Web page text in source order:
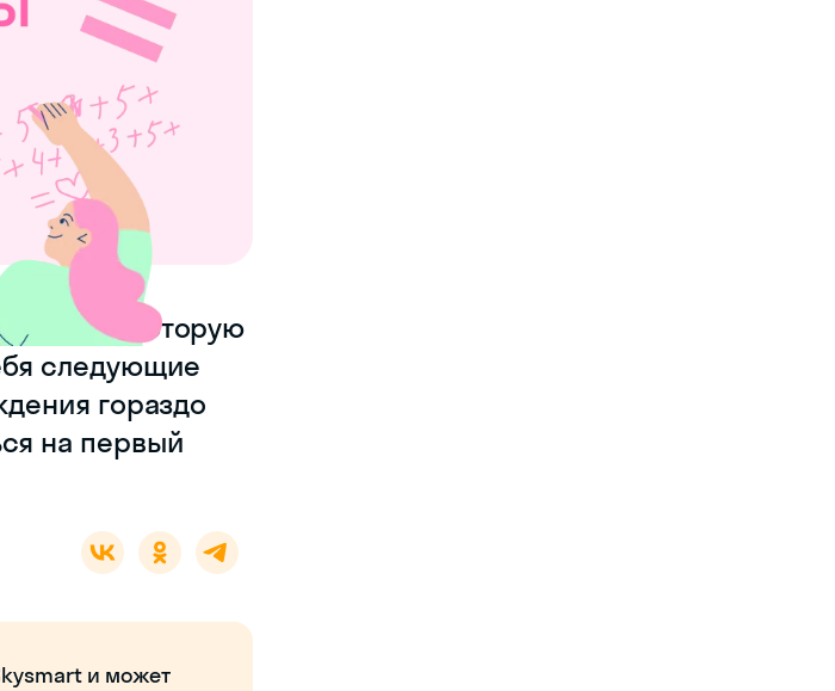
которую
следующие
гораздо
на первый
и может